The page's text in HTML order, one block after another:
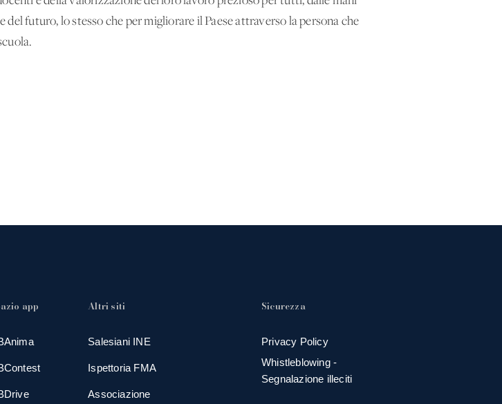
futuro, lo stesso che per migliorare il Paese attraverso la persona che
app Altri siti
Salesiani INE
Ispettoria FMA
Associazione
Sicurezza
Privacy Policy
Whistleblowing -
Segnalazione illeciti